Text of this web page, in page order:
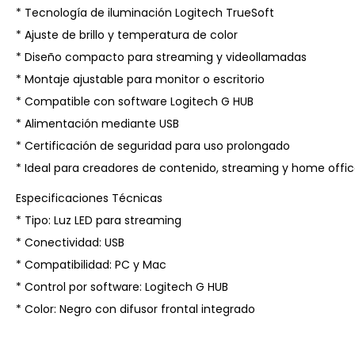
* Tecnología de iluminación Logitech TrueSoft
* Ajuste de brillo y temperatura de color
* Diseño compacto para streaming y videollamadas
* Montaje ajustable para monitor o escritorio
* Compatible con software Logitech G HUB
* Alimentación mediante USB
* Certificación de seguridad para uso prolongado
* Ideal para creadores de contenido, streaming y home
Especificaciones Técnicas
* Tipo: Luz LED para streaming
* Conectividad: USB
* Compatibilidad: PC y Mac
* Control por software: Logitech G HUB
* Color: Negro con difusor frontal integrado